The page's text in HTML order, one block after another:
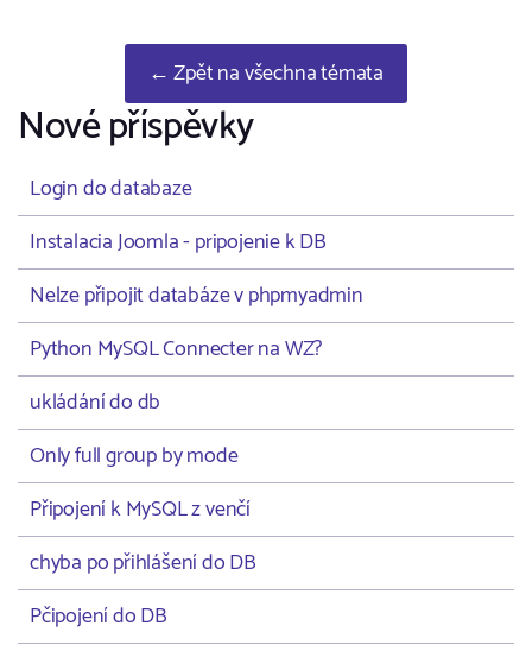
← Zpět na všechna témata
Nové příspěvky
Login do databaze
Instalacia Joomla - pripojenie k DB
Nelze připojit databáze v phpmyadmin
Python MySQL Connecter na WZ?
ukládání do db
Only full group by mode
Připojení k MySQL z venčí
chyba po přihlášení do DB
Pčipojení do DB